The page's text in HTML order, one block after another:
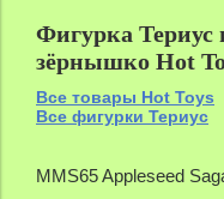
Фигурка Териус
зёрнышко Hot
Все товары Hot Toys
Все фигурки Териус
MMS65 Appleseed